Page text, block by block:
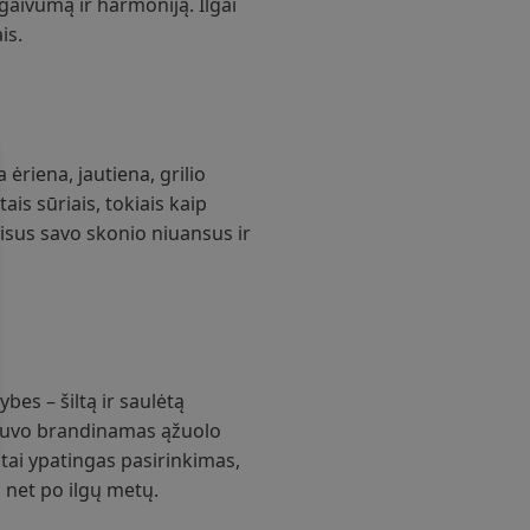
ėriena, jautiena, grilio
sūriais, tokiais kaip
savo skonio niuansus ir
– šiltą ir saulėtą
brandinamas ąžuolo
ypatingas pasirinkimas,
po ilgų metų.